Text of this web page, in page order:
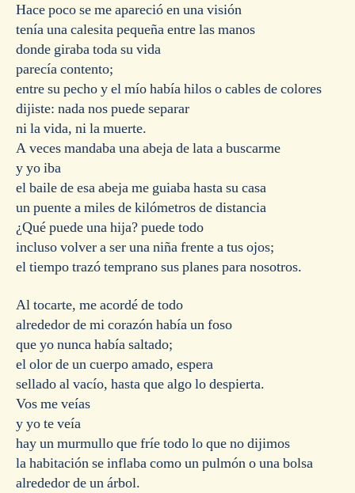
Hace poco se me apareció en una visión
tenía una calesita pequeña entre las manos
donde giraba toda su vida
parecía contento;
entre su pecho y el mío había hilos o cables de colores
dijiste: nada nos puede separar
ni la vida, ni la muerte.
A veces mandaba una abeja de lata a buscarme
y yo iba
el baile de esa abeja me guiaba hasta su casa
un puente a miles de kilómetros de distancia
¿Qué puede una hija? puede todo
incluso volver a ser una niña frente a tus ojos;
el tiempo trazó temprano sus planes para nosotros.
Al tocarte, me acordé de todo
alrededor de mi corazón había un foso
que yo nunca había saltado;
el olor de un cuerpo amado, espera
sellado al vacío, hasta que algo lo despierta.
Vos me veías
y yo te veía
hay un murmullo que fríe todo lo que no dijimos
la habitación se inflaba como un pulmón o una bolsa
alrededor de un árbol.